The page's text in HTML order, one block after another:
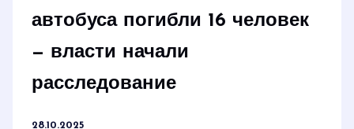
автобуса погибли 16 человек
— власти начали
расследование
28.10.2025